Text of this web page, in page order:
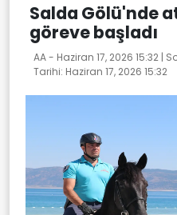
Salda Gölü'nde
göreve başladı
AA - Haziran 17, 2026 15:32 |
Tarihi: Haziran 17, 2026 15:32